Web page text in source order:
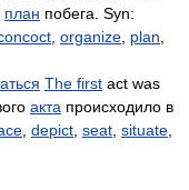
план побега. Syn:
organize plan
The first act was
акта происходило в
depict seat situate